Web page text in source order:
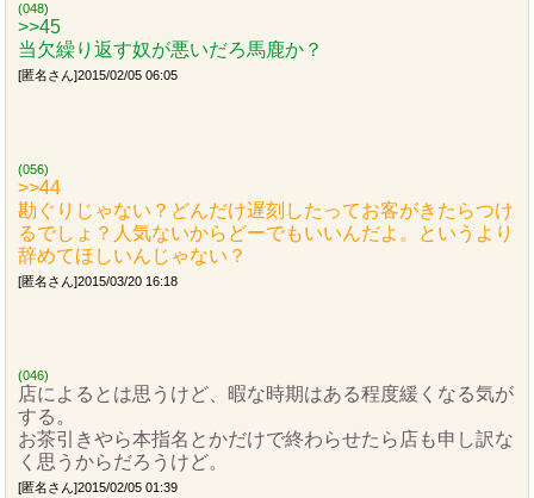
(048)
>>45
当欠繰り返す奴が悪いだろ馬鹿か？
[匿名さん]2015/02/05 06:05
(056)
>>44
勘ぐりじゃない？どんだけ遅刻したってお客がきたらつけ
るでしょ？人気ないからどーでもいいんだよ。というより
辞めてほしいんじゃない？
[匿名さん]2015/03/20 16:18
(046)
店によるとは思うけど、暇な時期はある程度緩くなる気が
する。
お茶引きやら本指名とかだけで終わらせたら店も申し訳な
く思うからだろうけど。
[匿名さん]2015/02/05 01:39